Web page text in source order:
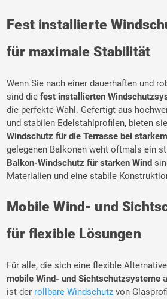
Fest installierte
für maximale Stabilität
Wenn Sie nach einer dauerhaften und
sind diefest installierten
die perfekte Wahl. Gefertigt aus
und stabilen Edelstahlprofilen, bieten
Windschutz für die Terrasse bei
gelegenen Balkonen weht oftmals ein
Balkon-Windschutz für starken Wind
Materialien und eine stabile
Mobile Wind- und
für flexible Lösungen
Für alle, die sich eine flexible
mobile Wind- und Sichtschutzsysteme
ist der rollbare Windschutz von